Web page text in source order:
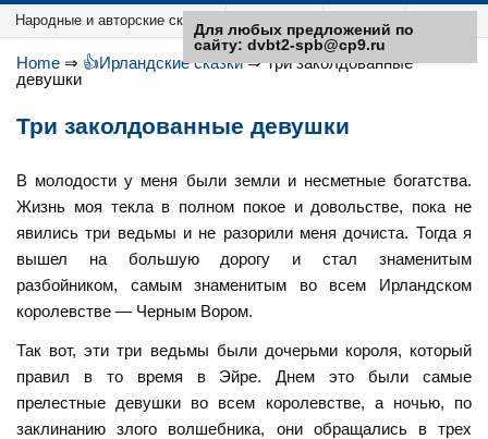
Народные и авторские сказки Категории Sitemap
Home ⇒ 👍Ирландские сказки⇒ Три заколдованные
девушки
Три заколдованные девушки
В молодости у меня были земли и несметные богатства.
Жизнь моя текла в полном покое и довольстве, пока не
явились три ведьмы и не разорили меня дочиста. Тогда я
вышел на большую дорогу и стал знаменитым
разбойником, самым знаменитым во всем Ирландском
королевстве — Черным Вором.
Так вот, эти три ведьмы были дочерьми короля, который
правил в то время в Эйре. Днем это были самые
прелестные девушки во всем королевстве, а ночью, по
заклинанию злого волшебника, они обращались в трех
Для любых предложений по
сайту: dvbt2-spb@cp9.ru